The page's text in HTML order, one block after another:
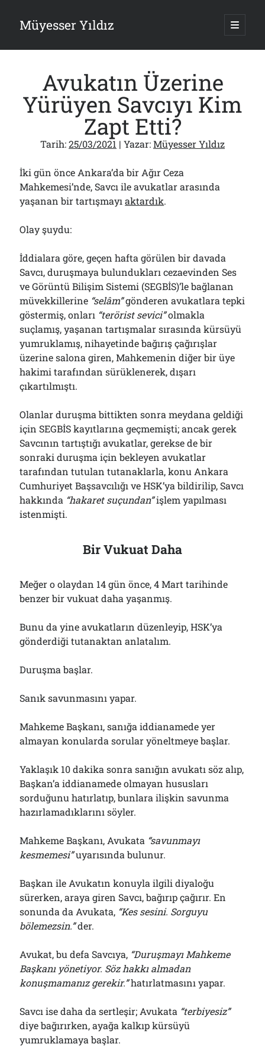
Müyesser Yıldız ana
Yan
Menü
15 Temmuz Soruları… Nasuh Mahruki’nin “Suçu”!..
03/08/2026
Er Gaziler 20 Gün Sonra Gelen MSB Heyetine Böyle İsyan Etti:“Bizi
Papazın “Komutanı” Ayasofya ve Patrikhane İçin ABD’yi Göreve
31/07/2026
Bölmediğiniz Bir O Kalmıştı!..
29/07/2026
Arşivler
Arşivler
Avukatın Üzerine
Yürüyen Savcıyı Kim
Zapt Etti?
Tarih:25/03/2021 | Yazar:Müyesser Yıldız
İki gün önce Ankara’da bir Ağır Ceza
Mahkemesi’nde, Savcı ile avukatlar arasında
yaşanan bir tartışmayıaktardık.
Olay şuydu:
İddialara göre, geçen hafta görülen bir davada
Savcı, duruşmaya bulundukları cezaevinden Ses
ve Görüntü Bilişim Sistemi (SEGBİS)’le bağlanan
müvekkillerine “selâm”gönderen avukatlara tepki
göstermiş, onları “terörist sevici”olmakla
suçlamış, yaşanan tartışmalar sırasında kürsüyü
yumruklamış, nihayetinde bağırış çağırışlar
üzerine salona giren, Mahkemenin diğer bir üye
hakimi tarafından sürüklenerek, dışarı
çıkartılmıştı.
Olanlar duruşma bittikten sonra meydana geldiği
için SEGBİS kayıtlarına geçmemişti; ancak gerek
Savcının tartıştığı avukatlar, gerekse de bir
sonraki duruşma için bekleyen avukatlar
tarafından tutulan tutanaklarla, konu Ankara
Cumhuriyet Başsavcılığı ve HSK’ya bildirilip, Savcı
hakkında “hakaret suçundan”işlem yapılması
istenmişti.
Bir Vukuat Daha
Meğer o olaydan 14 gün önce, 4 Mart tarihinde
benzer bir vukuat daha yaşanmış.
Bunu da yine avukatların düzenleyip, HSK’ya
gönderdiği tutanaktan anlatalım.
Duruşma başlar.
Sanık savunmasını yapar.
Mahkeme Başkanı, sanığa iddianamede yer
almayan konularda sorular yöneltmeye başlar.
Yaklaşık 10 dakika sonra sanığın avukatı söz alıp,
Başkan’a iddianamede olmayan hususları
sorduğunu hatırlatıp, bunlara ilişkin savunma
hazırlamadıklarını söyler.
Mahkeme Başkanı, Avukata “savunmayı
kesmemesi”uyarısında bulunur.
Başkan ile Avukatın konuyla ilgili diyaloğu
sürerken, araya giren Savcı, bağırıp çağırır. En
sonunda da Avukata, “Kes sesini. Sorguyu
bölemezsin.”der.
Avukat, bu defa Savcıya, “Duruşmayı Mahkeme
Başkanı yönetiyor. Söz hakkı almadan
konuşmamanız gerekir.”hatırlatmasını yapar.
Savcı ise daha da sertleşir; Avukata “terbiyesiz”
diye bağırırken, ayağa kalkıp kürsüyü
yumruklamaya başlar.